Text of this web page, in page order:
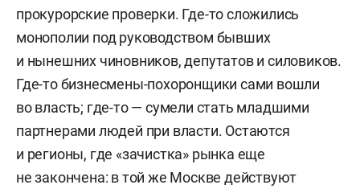
прокурорские проверки. Где-то сложились
монополии под руководством бывших
и нынешних чиновников, депутатов и силовиков.
Где-то бизнесмены-похоронщики сами вошли
во власть; где-то — сумели стать младшими
партнерами людей при власти. Остаются
и регионы, где «зачистка» рынка еще
не закончена: в той же Москве действуют